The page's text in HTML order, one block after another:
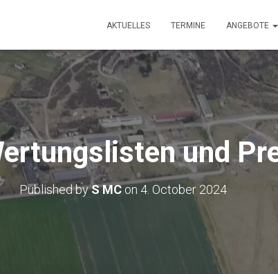
AKTUELLES TERMINE ANGEBOTE
und
Published byS MCon 4. October 2024